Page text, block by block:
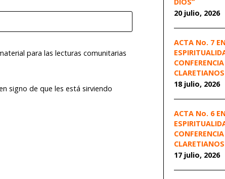
para las lecturas comunitarias
signo de que les está sirviendo
20 julio, 2026
ACTA No. 7
18 julio, 2026
ACTA No. 6
17 julio, 2026